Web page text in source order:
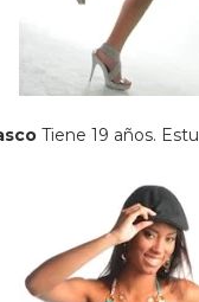
Tiene 19 años.